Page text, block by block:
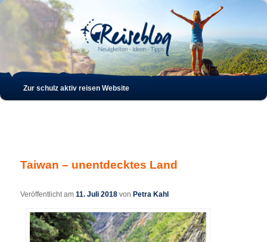
Hauptmenü
Zum
Zum
wechseln
Zur schulz aktiv reisen Website
Taiwan – unentdecktes Land
Veröffentlicht am11. Juli 2018 vonPetra Kahl